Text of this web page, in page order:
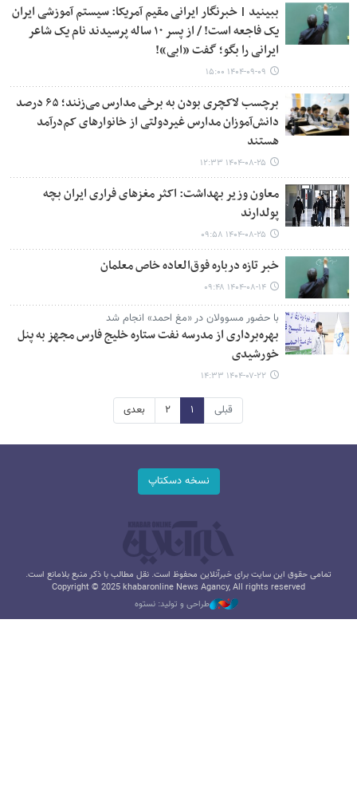
ببینید | خبرنگار ایرانی مقیم آمریکا: سیستم آموزشی ایران
یک فاجعه است! / از پسر ۱۰ ساله پرسیدند نام یک شاعر
ایرانی را بگو؛ گفت «ابی»!
۱۴۰۴-۰۹-۰۹ ۱۵:۰۰
برچسب لاکچری بودن به برخی مدارس می‌زنند؛ ۶۵ درصد
دانش‌آموزان مدارس غیردولتی از خانوارهای کم‌درآمد
هستند
۱۴۰۴-۰۸-۲۵ ۱۲:۳۳
معاون وزیر بهداشت: اکثر مغزهای فراری ایران بچه
پولدارند
۱۴۰۴-۰۸-۲۵ ۰۹:۵۸
خبر تازه درباره فوق‌العاده خاص معلمان
۱۴۰۴-۰۸-۱۴ ۰۹:۴۸
با حضور مسوولان در «مغ احمد» انجام شد
بهره‌برداری از مدرسه نفت ستاره خلیج فارس مجهز به پنل
خورشیدی
۱۴۰۴-۰۷-۲۲ ۱۴:۳۳
قبلی ۱ ۲ بعدی
نسخه دسکتاپ
تمامی حقوق این سایت برای خبرآنلاین محفوظ است. نقل مطالب با ذکر منبع بلامانع است.
Copyright © 2025 khabaronline News Agancy, All rights reserved
طراحی و تولید: نستوه